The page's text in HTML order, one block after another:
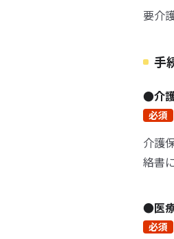
要介
手
●介
必須
介護
絡書
●医
必須